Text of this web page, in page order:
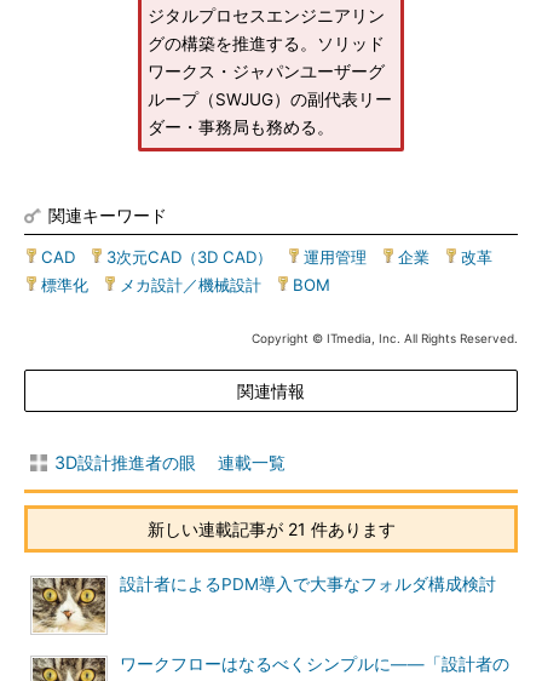
ジタルプロセスエンジニアリン
グの構築を推進する。ソリッド
ワークス・ジャパンユーザーグ
ループ（SWJUG）の副代表リー
ダー・事務局も務める。
関連キーワード
CAD 3次元CAD（3D CAD） 運用管理 企業 改革
標準化
メカ設計／機械設計 BOM
Copyright © ITmedia, Inc. All Rights Reserved.
関連情報
3D設計推進者の眼 連載一覧
新しい連載記事が 21 件あります
設計者によるPDM導入で大事なフォルダ構成検討
ワークフローはなるべくシンプルに――「設計者の